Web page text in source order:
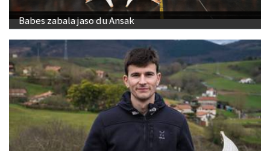
Babes zabala jaso du Ansak